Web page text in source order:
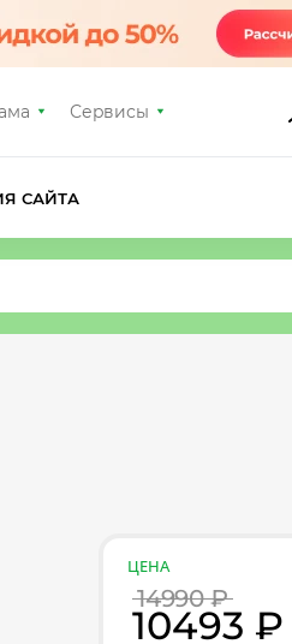
Сервисы
САЙТА
ЦЕНА
14990 ₽
10493 ₽